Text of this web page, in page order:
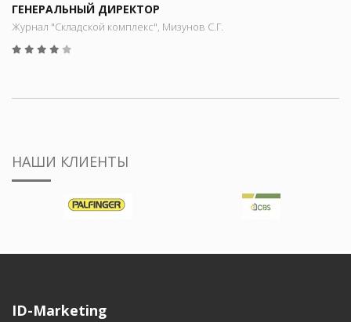
ГЕНЕРАЛЬНЫЙ ДИРЕКТОР
Журнал "Складской комплекс", Мизунов С.Г.
НАШИ КЛИЕНТЫ
ID-Marketing